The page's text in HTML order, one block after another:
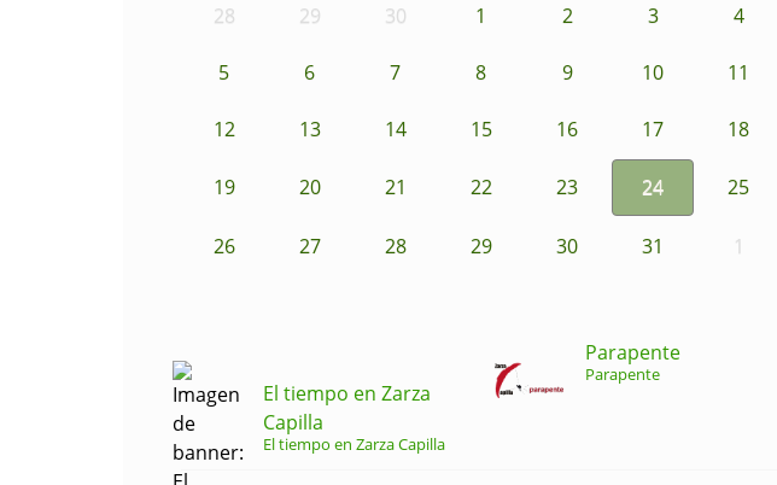
28 29 30 1 2 3 4
5 6 7 8 9 10 11
12 13 14 15 16 17 18
19 20 21 22 23 24 25
26 27 28 29 30 31 1
El tiempo en Zarza
Capilla
El tiempo en Zarza Capilla
Parapente
Parapente